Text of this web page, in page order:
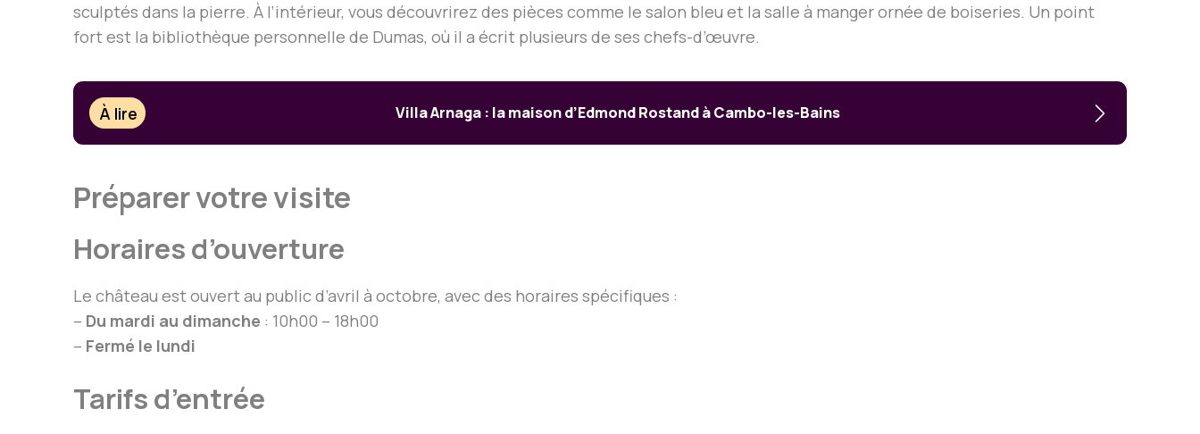
sculptés dans la pierre. À l’intérieur, vous découvrirez des pièces comme le salon bleu et la salle à manger ornée de boiseries. Un point
fort est la bibliothèque personnelle de Dumas, où il a écrit plusieurs de ses chefs-d’œuvre.
À lire Villa Arnaga : la maison d’Edmond Rostand à Cambo-les-Bains
Préparer votre visite
Horaires d’ouverture
Le château est ouvert au public d’avril à octobre, avec des horaires spécifiques :
– Du mardi au dimanche : 10h00 – 18h00
– Fermé le lundi
Tarifs d’entrée